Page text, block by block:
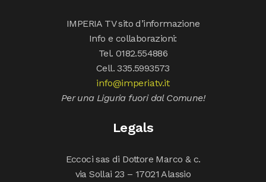
IMPERIA TV sito d’informazione
Info e collaborazioni:
Tel. 0182.554886
Cell. 335.5993573
info@imperiatv.it
Per una Liguria fuori dal Comune!
Legals
Eccoci sas di Dottore Marco & c.
via Sollai 23 – 17021 Alassio